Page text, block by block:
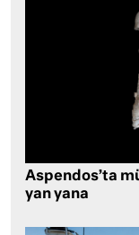
Aspendos’ta
yan yana